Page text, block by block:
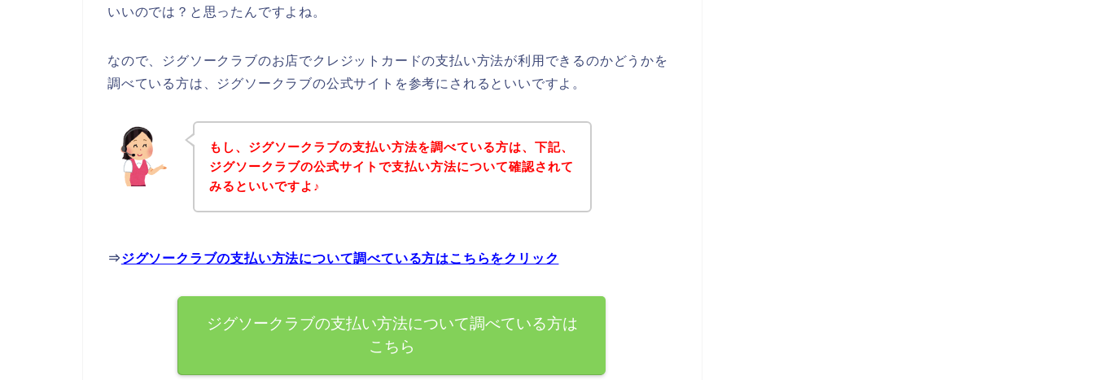
いいのでは？と思ったんですよね。
なので、ジグソークラブのお店でクレジットカードの支払い方法が利用できるのかどうかを
調べている方は、ジグソークラブの公式サイトを参考にされるといいですよ。
もし、ジグソークラブの支払い方法を調べている方は、下記、
ジグソークラブの公式サイトで支払い方法について確認されて
みるといいですよ♪
⇒ジグソークラブの支払い方法について調べている方はこちらをクリック
ジグソークラブの支払い方法について調べている方は
こちら